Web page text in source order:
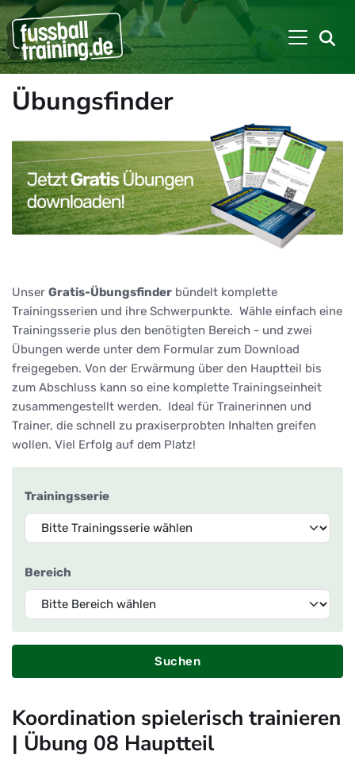
Übungsfinder
Unser Gratis-Übungsfinder bündelt komplette
Trainingsserien und ihre Schwerpunkte. Wähle einfach eine
Trainingsserie plus den benötigten Bereich - und zwei
Übungen werde unter dem Formular zum Download
freigegeben. Von der Erwärmung über den Hauptteil bis
zum Abschluss kann so eine komplette Trainingseinheit
zusammengestellt werden. Ideal für Trainerinnen und
Trainer, die schnell zu praxiserprobten Inhalten greifen
wollen. Viel Erfolg auf dem Platz!
Trainingsserie
Bereich
Suchen
Koordination spielerisch trainieren
| Übung 08 Hauptteil